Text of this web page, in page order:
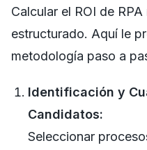
Calcular el ROI de
estructurado. Aquí le
metodología paso a
Identificación y
Candidatos:
Seleccionar